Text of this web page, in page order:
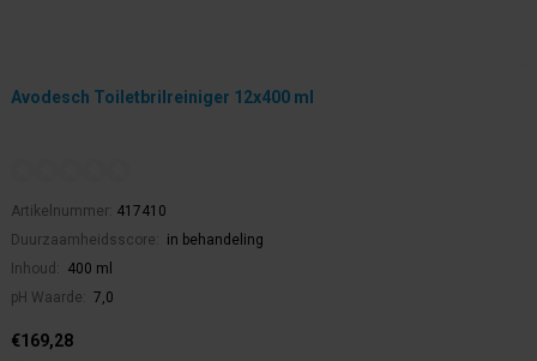
Avodesch Toiletbrilreiniger 12x400 ml
Artikelnummer: 417410
Duurzaamheidsscore:
in behandeling
Inhoud:
400 ml
pH Waarde:
7,0
€169,28